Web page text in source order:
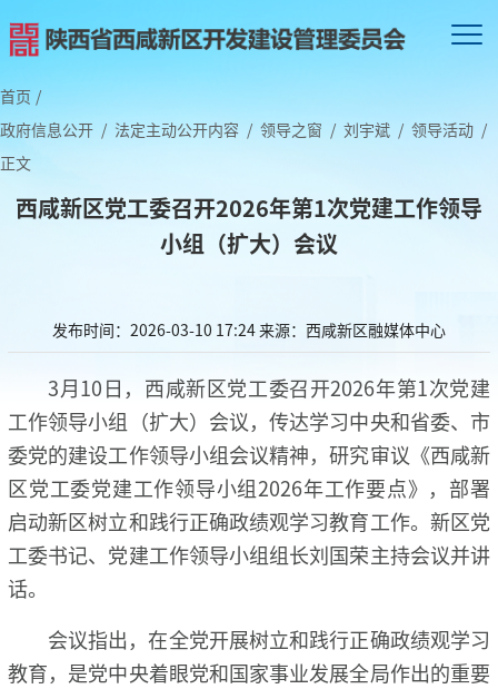
首页 /
政府信息公开 / 法定主动公开内容 / 领导之窗 / 刘宇斌 / 领导活动 /
正文
西咸新区党工委召开2026年第1次党建工作领导
小组（扩大）会议
发布时间：2026-03-10 17:24来源：西咸新区融媒体中心
3月10日，西咸新区党工委召开2026年第1次党建
工作领导小组（扩大）会议，传达学习中央和省委、市
委党的建设工作领导小组会议精神，研究审议《西咸新
区党工委党建工作领导小组2026年工作要点》，部署
启动新区树立和践行正确政绩观学习教育工作。新区党
工委书记、党建工作领导小组组长刘国荣主持会议并讲
话。
会议指出，在全党开展树立和践行正确政绩观学习
教育，是党中央着眼党和国家事业发展全局作出的重要